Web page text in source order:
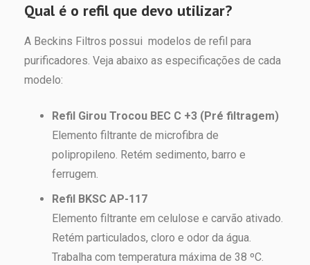
Qual é o refil que devo utilizar?
A Beckins Filtros possui modelos de refil para
purificadores. Veja abaixo as especificações de cada
modelo:
Refil Girou Trocou BEC C +3 (Pré filtragem)
Elemento filtrante de microfibra de
polipropileno. Retém sedimento, barro e
ferrugem.
Refil BKSC AP-117
Elemento filtrante em celulose e carvão ativado.
Retém particulados, cloro e odor da água.
Trabalha com temperatura máxima de 38 ºC.